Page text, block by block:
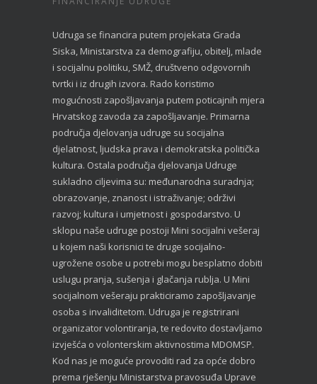
Udruga se financira putem projekata Grada
Siska, Ministarstva za demografiju, obitelj, mlade
i socijalnu politiku, SMŽ, društveno odgovornih
tvrtki i iz drugih izvora. Rado koristimo
mogućnosti zapošljavanja putem poticajnih mjera
Hrvatskog zavoda za zapošljavanje. Primarna
područja djelovanja udruge su socijalna
djelatnost, ljudska prava i demokratska politička
kultura. Ostala područja djelovanja Udruge
sukladno ciljevima su: međunarodna suradnja;
obrazovanje, znanost i istraživanje; održivi
razvoj; kultura i umjetnost i gospodarstvo. U
sklopu naše udruge postoji Mini socijalni vešeraj
u kojem naši korisnici te druge socijalno-
ugrožene osobe u potrebi mogu besplatno dobiti
uslugu pranja, sušenja i glačanja rublja. U Mini
socijalnom vešeraju prakticiramo zapošljavanje
osoba s invaliditetom. Udruga je registrirani
organizator volontiranja, te redovito dostavljamo
izvješća o volonterskim aktivnostima MDOMSP.
Kod nas je moguće provoditi rad za opće dobro
prema rješenju Ministarstva pravosuđa Uprave